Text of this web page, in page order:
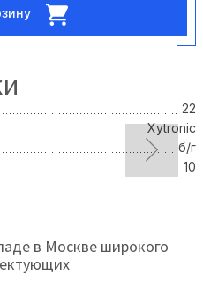
22
Xytronic
б/г
10
в Москве широкого